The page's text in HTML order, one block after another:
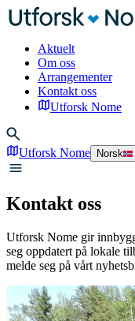
Aktuelt
Om oss
Arrangementer
Kontakt oss
Utforsk Nome
Utforsk Nome Norsk
Kontakt oss
Utforsk Nome gir
seg oppdatert på lokale
melde seg på vårt